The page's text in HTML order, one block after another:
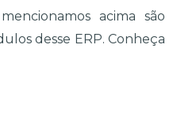
acima são
desse ERP. Conheça